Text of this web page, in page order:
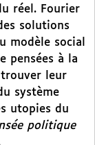
réel. Fourier
solutions
modèle social
pensées à la
trouver leur
système
utopies du
politique